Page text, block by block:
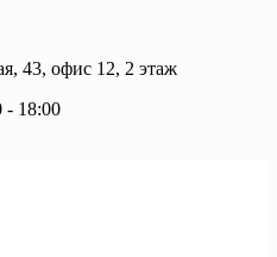
43, офис 12, 2 этаж
18:00